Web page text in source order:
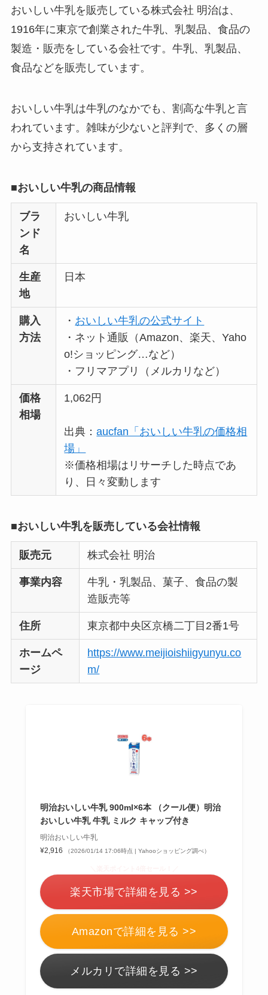
人気？安く買える方
法も解説！
たまごっちみーつは
なぜ高い？なぜ人
も解説！
The Rowはなぜ高
おいしい牛乳を販売している株式会社 明治は、
1916年に東京で創業された牛乳、乳製品、食品の
製造・販売をしている会社です。牛乳、乳製品、
食品などを販売しています。
おいしい牛乳は牛乳のなかでも、割高な牛乳と言
われています。雑味が少ないと評判で、多くの層
から支持されています。
■おいしい牛乳の商品情報
ブラ
ンド
名
おいしい牛乳
生産
地
日本
購入
方法
・ おいしい牛乳の公式サイト
・ネット通販（Amazon、楽天、Yaho
o!ショッピング…など）
・フリマアプリ（メルカリなど）
価格
相場
1,062円
出典：aucfan「おいしい牛乳の価格相
場」
※価格相場はリサーチした時点であ
り、日々変動します
■おいしい牛乳を販売している会社情報
販売元 株式会社 明治
事業内容
牛乳・乳製品、菓子、食品の製
造販売等
住所 東京都中央区京橋二丁目2番1号
ホームペ
ージ
https://www.meijioishiigyunyu.co
m/
明治おいしい牛乳 900ml×6本 （クール便）明治
おいしい牛乳 牛乳 ミルク キャップ付き
明治おいしい牛乳
¥2,916
（2026/01/14 17:06時点 | Yahooショッピング調べ）
Amazonで詳細を見る >>
楽天市場で詳細を見る >>
メルカリで詳細を見る >>